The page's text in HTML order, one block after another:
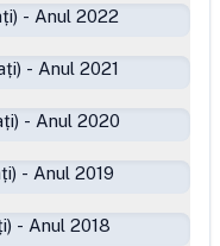
- Anul 2022
- Anul 2021
- Anul 2020
- Anul 2019
- Anul 2018